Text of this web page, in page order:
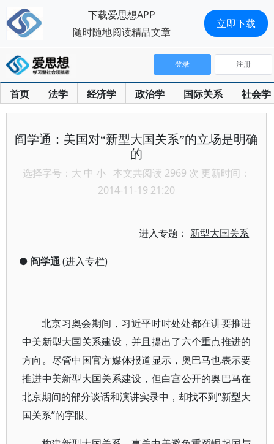
首页 法学 经济学 政治学 国际关系 社会学
登录 注册
阎学通：美国对“新型大国关系”的立场是明确
的
选择字号： 大 中 小 本文共阅读 2969 次 更新时间：
2014-11-19 21:20
进入专题： 新型大国关系
● 阎学通(进入专栏)
北京习奥会期间，习近平时时处处都在讲要推进
中美新型大国关系建设，并且提出了六个重点推进的
方向。尽管中国官方媒体报道显示，奥巴马也表示要
推进中美新型大国关系建设，但白宫公开的奥巴马在
北京期间的部分谈话和演讲实录中，却找不到“新型大
国关系”的字眼。
下载爱思想APP
随时随地阅读精品文章
立即下载